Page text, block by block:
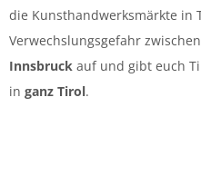
die Kunsthandwerksmärkte in
Verwechslungsgefahr
Innsbruck auf und gibt euch
in ganz Tirol.